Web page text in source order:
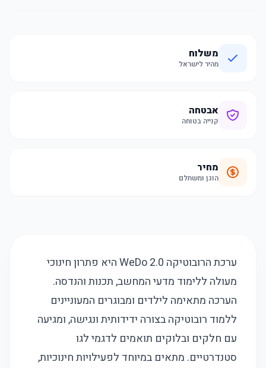
משלוח
מהיר לישראל
אבטחה
קנייה בטוחה
מחיר
הוגן ומשתלם
ערכת הרובוטיקה WeDo 2.0 היא פתרון חינוכי
מעולה ללימוד מדעי המחשב, תכנות והנדסה.
הערכה מתאימה לילדים ומבוגרים המעוניינים
ללמוד רובוטיקה בצורה ידידותית ונגישה, ומגיעה
עם חלקים ובלוקים תואמים לדגמי לגו
סטנדרטיים. מתאים במיוחד לפעילויות חינוכיות,